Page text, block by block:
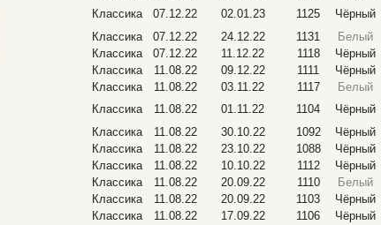
Классика 07.12.22 02.01.23 1125 Чёрный
Классика 07.12.22 24.12.22 1131 Белый
Классика 07.12.22 11.12.22 1118 Чёрный
Классика 11.08.22 09.12.22 1111 Чёрный
Классика 11.08.22 03.11.22 1117 Белый
Классика 11.08.22 01.11.22 1104 Чёрный
Классика 11.08.22 30.10.22 1092 Чёрный
Классика 11.08.22 23.10.22 1088 Чёрный
Классика 11.08.22 10.10.22 1112 Чёрный
Классика 11.08.22 20.09.22 1110 Белый
Классика 11.08.22 20.09.22 1103 Чёрный
Классика 11.08.22 17.09.22 1106 Чёрный